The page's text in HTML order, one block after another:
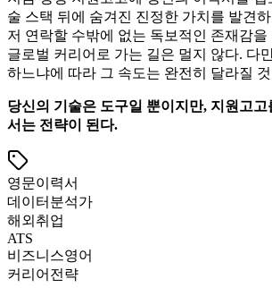
술 스택 뒤에 숨겨진 진정한 가치를 발견
저 연락할 수밖에 없는 독보적인 존재감을
글로벌 커리어로 가는 길은 멀지 않다. 다
하느냐에 따라 그 속도는 완전히 달라질
당신의 기술은 도구일 뿐이지만, 지원고고
서는 전략이 된다.
영문이력서
데이터분석가
해외취업
ATS
비즈니스영어
커리어전략